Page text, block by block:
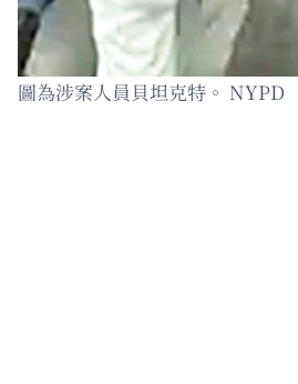
圖為涉案人員貝坦克特。 NYPD